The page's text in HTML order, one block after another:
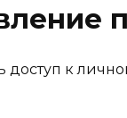
доступ к